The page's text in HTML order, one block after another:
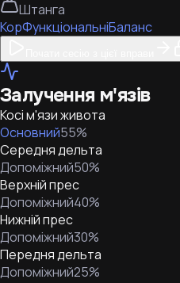
Штанга
КорФункціональніБаланс
Залучення м'язів
Косі м'язи живота
Основний55%
Середня дельта
Допоміжний50%
Верхній прес
Допоміжний40%
Нижній прес
Допоміжний30%
Передня дельта
Допоміжний25%